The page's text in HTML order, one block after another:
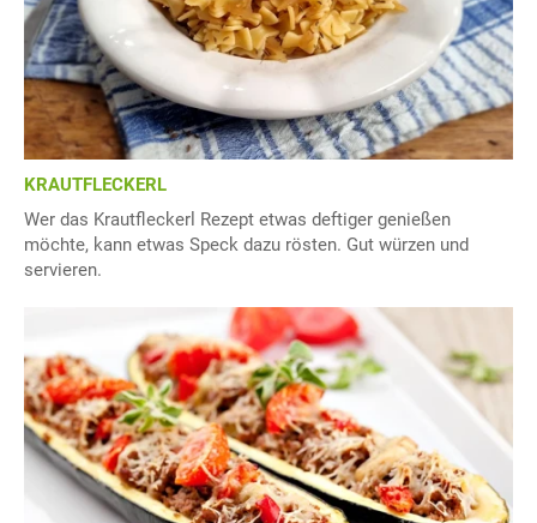
KRAUTFLECKERL
Wer das Krautfleckerl Rezept etwas deftiger genießen
möchte, kann etwas Speck dazu rösten. Gut würzen und
servieren.